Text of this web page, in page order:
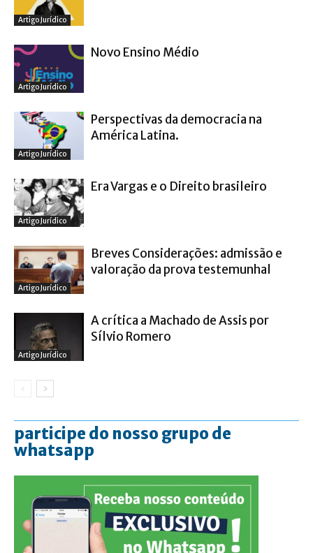
Artigo Jurídico
Artigo Jurídico
Novo Ensino Médio
Artigo Jurídico
Perspectivas da democracia na
América Latina.
Artigo Jurídico
Era Vargas e o Direito brasileiro
Artigo Jurídico
Breves Considerações: admissão e
valoração da prova testemunhal
Artigo Jurídico
A crítica a Machado de Assis por
Sílvio Romero
participe do nosso grupo de
whatsapp